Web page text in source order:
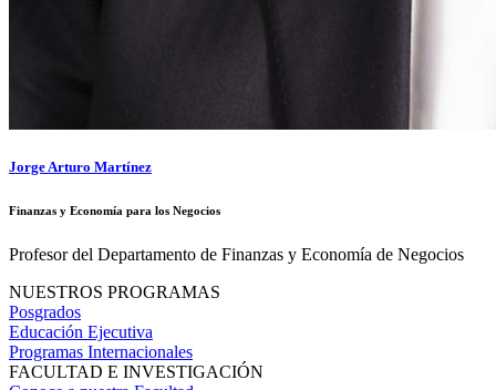
Jorge Arturo Martínez
Finanzas y Economía para los Negocios
Profesor del Departamento de Finanzas y Economía de Negocios
NUESTROS PROGRAMAS
Posgrados
Educación Ejecutiva
Programas Internacionales
FACULTAD E INVESTIGACIÓN